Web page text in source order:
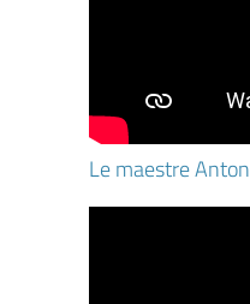
Le maestre